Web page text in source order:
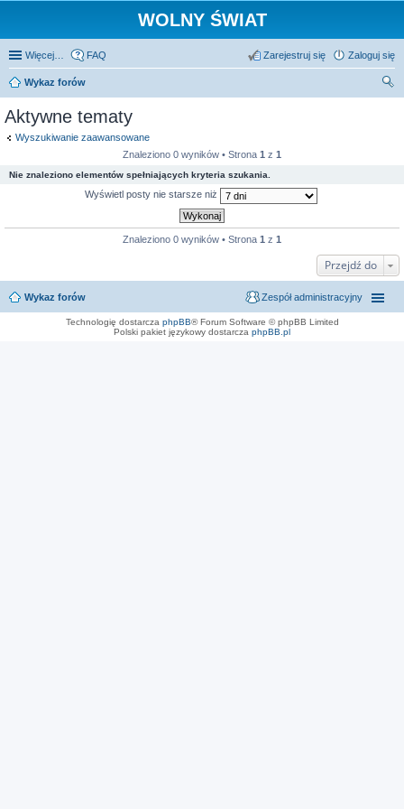
WOLNY ŚWIAT
Więcej… FAQ Zaloguj się
Zarejestruj się
Wykaz forów
Aktywne tematy
Wyszukiwanie zaawansowane
Znaleziono 0 wyników • Strona 1 z 1
Nie znaleziono elementów spełniających kryteria szukania.
Wyświetl posty nie starsze niż
Znaleziono 0 wyników • Strona 1 z 1
Przejdź do
Wykaz forów Zespół administracyjny
Technologię dostarcza phpBB® Forum Software © phpBB Limited
Polski pakiet językowy dostarcza phpBB.pl